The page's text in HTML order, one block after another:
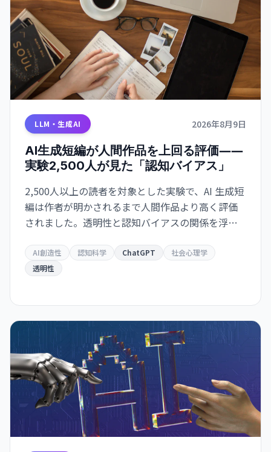
LLM・生成AI 2026年8月9日
AI生成短編が人間作品を上回る評価――
実験2,500人が見た「認知バイアス」
2,500人以上の読者を対象とした実験で、AI 生成短
編は作者が明かされるまで人間作品より高く評価
されました。透明性と認知バイアスの関係を浮き
AI創造性 認知科学 ChatGPT
社会心理学
透明性